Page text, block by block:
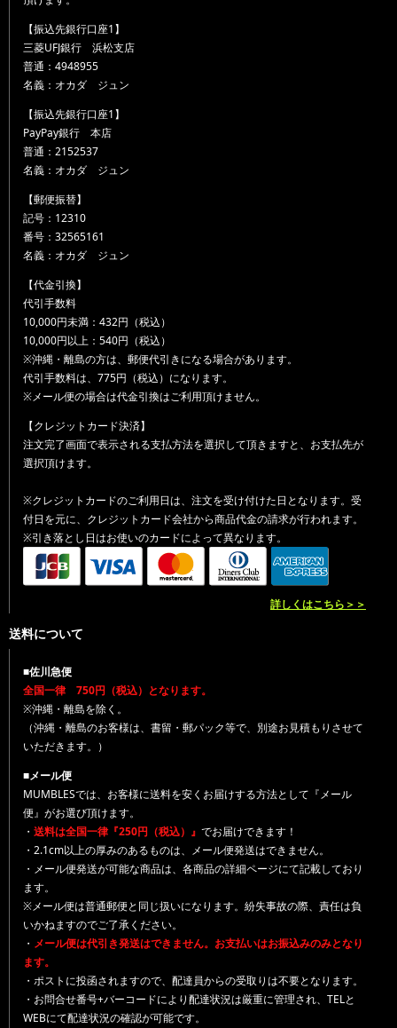
【振込先銀行口座1】
三菱UFJ銀行 浜松支店
普通：4948955
名義：オカダ ジュン
【振込先銀行口座1】
PayPay銀行 本店
普通：2152537
名義：オカダ ジュン
【郵便振替】
記号：12310
番号：32565161
名義：オカダ ジュン
【代金引換】
代引手数料
10,000円未満：432円（税込）
10,000円以上：540円（税込）
※沖縄・離島の方は、郵便代引きになる場合があります。
代引手数料は、775円（税込）になります。
※メール便の場合は代金引換はご利用頂けません。
【クレジットカード決済】
注文完了画面で表示される支払方法を選択して頂きますと、お支払先が
選択頂けます。
※クレジットカードのご利用日は、注文を受け付けた日となります。受
付日を元に、クレジットカード会社から商品代金の請求が行われます。
※引き落とし日はお使いのカードによって異なります。
詳しくはこちら＞＞
送料について
■佐川急便
全国一律 750円（税込）となります。
※沖縄・離島を除く。
（沖縄・離島のお客様は、書留・郵パック等で、別途お見積もりさせて
いただきます。）
■メール便
MUMBLESでは、お客様に送料を安くお届けする方法として『メール
便』がお選び頂けます。
・ 送料は全国一律『250円（税込）』 でお届けできます！
・2.1cm以上の厚みのあるものは、メール便発送はできません。
・メール便発送が可能な商品は、各商品の詳細ページにて記載しており
ます。
※メール便は普通郵便と同じ扱いになります。紛失事故の際、責任は負
いかねますのでご了承ください。
・ メール便は代引き発送はできません。お支払いはお振込みのみとなり
ます。
・ポストに投函されますので、配達員からの受取りは不要となります。
・お問合せ番号+バーコードにより配達状況は厳重に管理され、TELと
WEBにて配達状況の確認が可能です。